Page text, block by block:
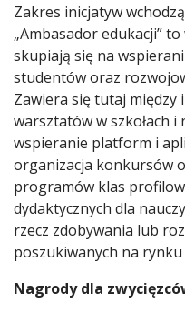
Zakres inicjatyw
„Ambasador edukacji”
skupiają się na
studentów oraz
Zawiera się tutaj między
warsztatów w szkołach
wspieranie platform i
organizacja konkursów
programów klas
dydaktycznych dla
rzecz zdobywania lub
poszukiwanych na rynku
Nagrody dla